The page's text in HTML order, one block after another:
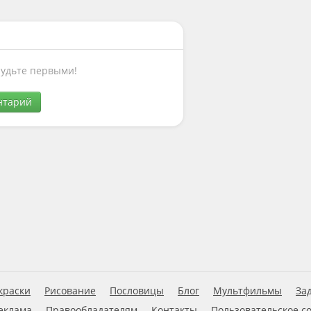
первыми!
Рисование Пословицы Блог Мультфильмы